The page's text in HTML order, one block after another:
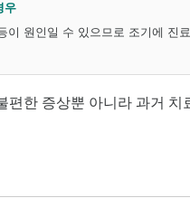
우
이 원인일 수 있으므로 조기에 진
편한 증상뿐 아니라 과거 치